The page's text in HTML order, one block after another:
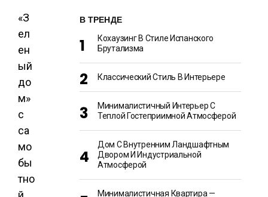
«З
ел
ен
ый
до
м»
с
са
мо
бы
тно
В ТРЕНДЕ
Кохаузинг В Стиле Испанского
Брутализма
Классический Стиль В Интерьере
Минималистичный Интерьер С
Теплой Гостеприимной Атмосферой
Дом С Внутренним Ландшафтным
Двором И Индустриальной
Атмосферой
Минималистичная Квартира —